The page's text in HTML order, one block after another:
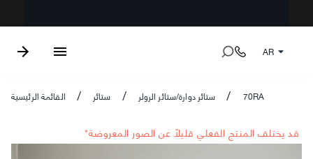
AR
القائمة الرئيسية / ستائر / ستائر دوارة/ستائر الرولر / 70RA
*قد يختلف المنتج الفعلي قليلاً عن الصور المعروضة